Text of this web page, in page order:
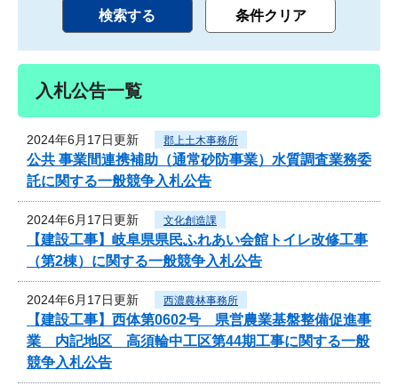
入札公告一覧
2024年6月17日更新 郡上土木事務所
公共 事業間連携補助（通常砂防事業）水質調査業務委
託に関する一般競争入札公告
2024年6月17日更新 文化創造課
【建設工事】岐阜県県民ふれあい会館トイレ改修工事
（第2棟）に関する一般競争入札公告
2024年6月17日更新 西濃農林事務所
【建設工事】西体第0602号 県営農業基盤整備促進事
業 内記地区 高須輪中工区第44期工事に関する一般
競争入札公告